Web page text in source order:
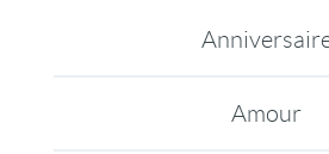
Amour